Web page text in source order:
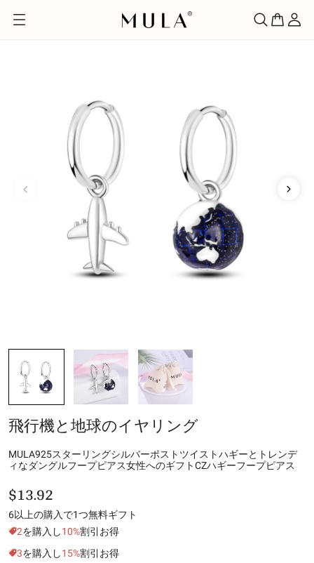
飛行機と地球のイヤリング
MULA925スターリングシルバーポストツイストハギーとトレンデ
ィなダングルフープピアス女性へのギフトCZハギーフープピアス
$13.92
6以上の購入で1つ無料ギフト
2を購入し10%割引お得
3を購入し15%割引お得